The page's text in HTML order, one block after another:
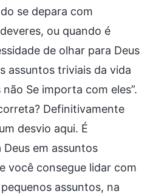
se depara com
ou quando é
de olhar para Deus
assuntos triviais da vida
Se importa com eles”.
Definitivamente
desvio aqui. É
em assuntos
você consegue lidar com
assuntos, na